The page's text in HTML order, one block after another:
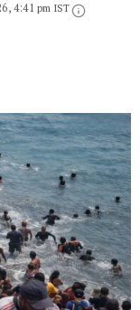
4:41 pm IST